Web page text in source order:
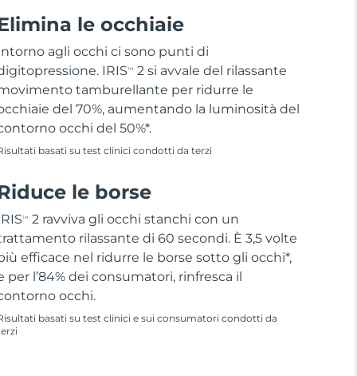
le occhiaie
agli occhi ci sono punti di
IRISTM
2 si avvale del rilassante
tamburellante per ridurre le
del 70%, aumentando la luminosità del
occhi del 50%*.
basati su test clinici condotti da terzi
le borse
TM
2 ravviva gli occhi stanchi con un
rilassante di 60 secondi. È 3,5 volte
efficace nel ridurre le borse sotto gli occhi*,
per l’84% dei consumatori, rinfresca il
occhi.
basati su test clinici e sui consumatori condotti da